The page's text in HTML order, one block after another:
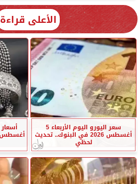
الأعلى قراءة
سعر اليورو اليوم الأربعاء 5
أغسطس 2026 في البنوك.. تحديث
لحظي